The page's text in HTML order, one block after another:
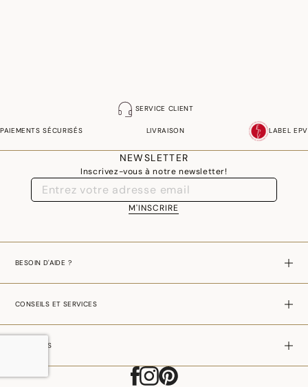
SERVICE CLIENT
PAIEMENTS SÉCURISÉS LIVRAISON LABEL EPV
NEWSLETTER
Inscrivez-vous à notre newsletter!
M'INSCRIRE
BESOIN D'AIDE ?
CONSEILS ET SERVICES
A PROPOS